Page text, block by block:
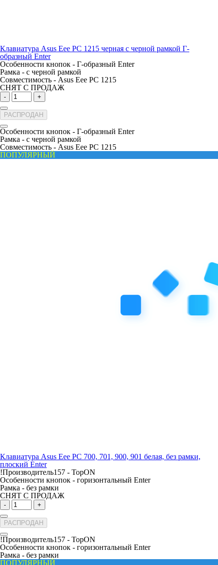
Клавиатура Asus Eee PC 1215 черная с черной рамкой Г-
образный Enter
Особенности кнопок - Г-образный Enter
Рамка - с черной рамкой
Совместимость - Asus Eee PC 1215
СНЯТ С ПРОДАЖ
- +
РАСПРОДАН
Особенности кнопок - Г-образный Enter
Рамка - с черной рамкой
Совместимость - Asus Eee PC 1215
ПОПУЛЯРНЫЙ
Клавиатура Asus Eee PC 700, 701, 900, 901 белая, без рамки,
плоский Enter
!Производитель157 - TopON
Особенности кнопок - горизонтальный Enter
Рамка - без рамки
СНЯТ С ПРОДАЖ
- +
РАСПРОДАН
!Производитель157 - TopON
Особенности кнопок - горизонтальный Enter
Рамка - без рамки
ПОПУЛЯРНЫЙ